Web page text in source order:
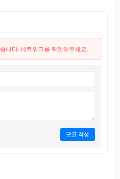
니다. 네트워크를 확인해주세요.
댓글 작성